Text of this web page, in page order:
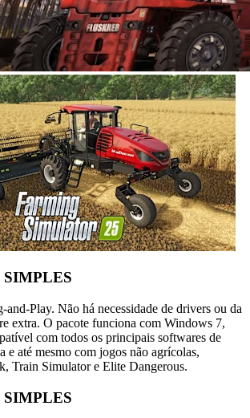
and-Play. Não há necessidade de drivers ou da
extra. O pacote funciona com Windows 7,
com todos os principais softwares de
e até mesmo com jogos não agrícolas,
Train Simulator e Elite Dangerous.